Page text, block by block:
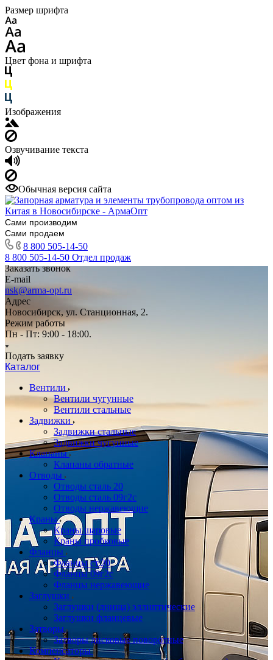
Размер шрифта
Цвет фона и шрифта
Изображения
Озвучивание текста
Обычная версия сайта
Сами производим
Сами продаем
8 800 505-14-50
8 800 505-14-50 Отдел продаж
Заказать звонок
E-mail
nsk@arma-opt.ru
Адрес
Новосибирск, ул. Станционная, 2.
Режим работы
Пн - Пт: 9:00 - 18:00.
Подать заявку
Каталог
Вентили
Вентили чугунные
Вентили стальные
Задвижки
Задвижки стальные
Задвижки чугунные
Клапаны
Клапаны обратные
Отводы
Отводы сталь 20
Отводы сталь 09г2с
Отводы нержавеющие
Краны
Краны шаровые
Краны пробковые
Фланцы
Фланцы ст.20
Фланцы 09г2с
Фланцы нержавеющие
Заглушки
Заглушки (днища) эллиптические
Заглушки фланцевые
Затворы
Затворы дисковые поворотные
Компенсаторы